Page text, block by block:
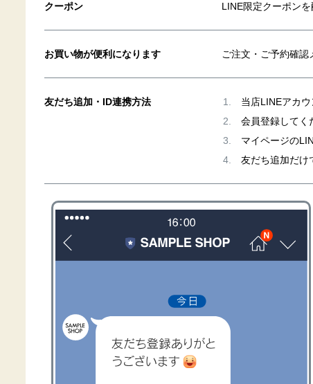
クーポン LINE限定クーポンを
お買い物が便利になります ご注文・ご予約確認
友だち追加・ID連携方法
当店LINEアカウ
会員登録してく
マイページの
友だち追加だけ